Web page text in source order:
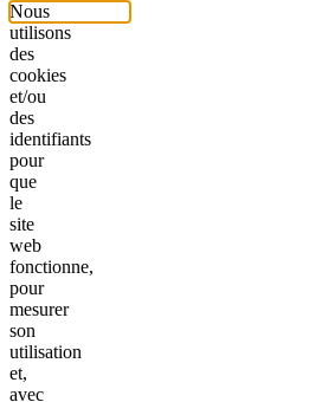
Nous
utilisons
des
cookies
et/ou
des
identifiants
pour
que
le
site
web
fonctionne,
pour
mesurer
son
utilisation
et,
avec